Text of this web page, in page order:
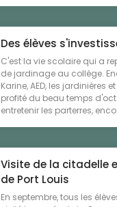
Des élèves
C'est la vie scolaire qui a
de jardinage au collège.
Karine, AED, les jardinières
profité du beau temps
entretenir les parterres, enco
Visite de la citadelle
de Port Louis
En septembre, tous les